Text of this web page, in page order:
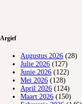
Argief
Augustus 2026 (28)
Julie 2026 (127)
Junie 2026 (122)
Mei 2026 (128)
April 2026 (124)
Maart 2026 (150)